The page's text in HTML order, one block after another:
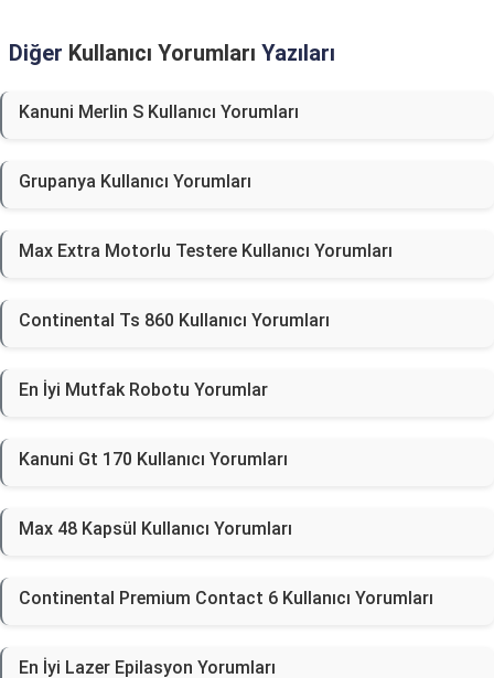
Diğer Kullanıcı Yorumları Yazıları
Kanuni Merlin S Kullanıcı Yorumları
Grupanya Kullanıcı Yorumları
Max Extra Motorlu Testere Kullanıcı Yorumları
Continental Ts 860 Kullanıcı Yorumları
En İyi Mutfak Robotu Yorumlar
Kanuni Gt 170 Kullanıcı Yorumları
Max 48 Kapsül Kullanıcı Yorumları
Continental Premium Contact 6 Kullanıcı Yorumları
En İyi Lazer Epilasyon Yorumları